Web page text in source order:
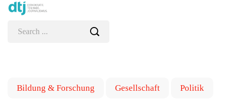
Bildung & Forschung Gesellschaft Politik